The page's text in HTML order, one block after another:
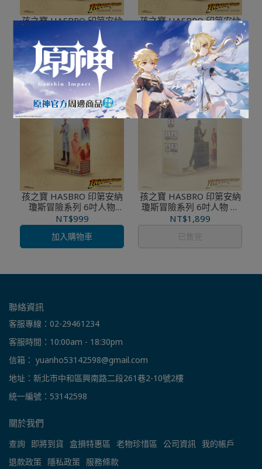
孩之寶 HASBRO 印第安納
瓊斯冒險系列 6吋人物 印
第安納瓊斯 Professor
NT$749NT$999
加入購物車
孩之寶 HASBRO 印第安納
瓊斯冒險系列 6吋人物 印
第安納瓊斯 Club Obi Wan
NT$749NT$999
加入購物車
孩之寶 HASBRO 印第安納
瓊斯冒險系列 6吋人物
Walter Donovan
NT$999
加入購物車
孩之寶 HASBRO 印第安納
瓊斯冒險系列 6吋人物 印
第安納瓊斯 Temple
Escape
NT$1,899
已售完
聯絡資訊
客服專線：02-29461234
客服時間：10:00am - 18:30pm
信箱： yuanho53142598@gmail.com
地址：新北市中和區興南路二段261巷2-10號2樓
統一編號：53142598
關於我們
查詢 即將到貨 盒損特惠區 老物珍惜區 公司資訊 我的帳戶
退款政策 隱私政策 服務條款